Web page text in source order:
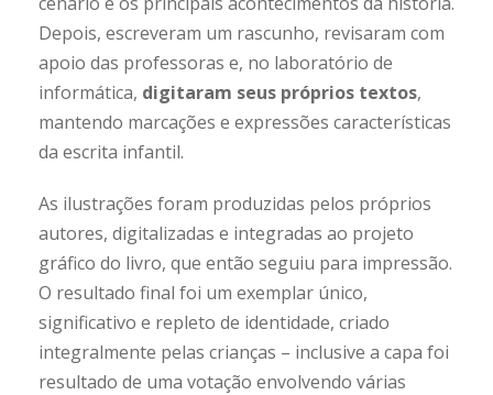
Depois, escreveram um rascunho, revisaram com
apoio das professoras e, no laboratório de
informática, digitaram seus próprios textos,
mantendo marcações e expressões características
da escrita infantil.
As ilustrações foram produzidas pelos próprios
autores, digitalizadas e integradas ao projeto
gráfico do livro, que então seguiu para impressão.
O resultado final foi um exemplar único,
significativo e repleto de identidade, criado
integralmente pelas crianças – inclusive a capa foi
resultado de uma votação envolvendo várias